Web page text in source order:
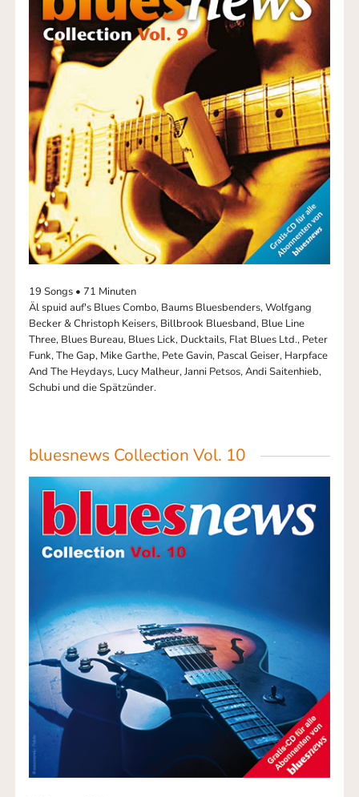
19 Songs • 71 Minuten
Äl spuid auf's Blues Combo, Baums Bluesbenders, Wolfgang
Becker & Christoph Keisers, Billbrook Bluesband, Blue Line
Three, Blues Bureau, Blues Lick, Ducktails, Flat Blues Ltd., Peter
Funk, The Gap, Mike Garthe, Pete Gavin, Pascal Geiser, Harpface
And The Heydays, Lucy Malheur, Janni Petsos, Andi Saitenhieb,
Schubi und die Spätzünder.
bluesnews Collection Vol. 10